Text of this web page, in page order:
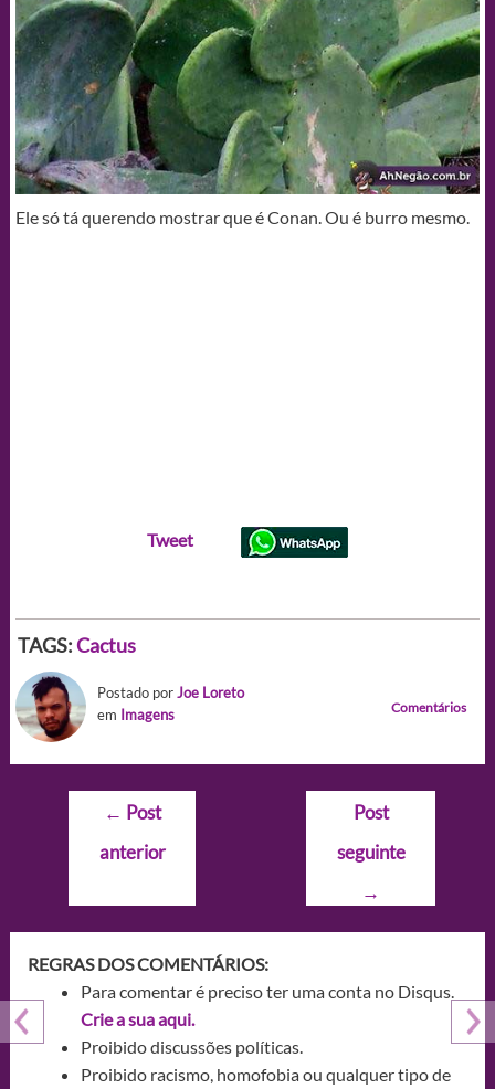
Ele só tá querendo mostrar que é Conan. Ou é burro mesmo.
Tweet
TAGS:Cactus
Postado porJoe Loreto
em Imagens Comentários
Navegação
Post
← Post
anterior
Post
seguinte
→
REGRAS DOS COMENTÁRIOS:
Para comentar é preciso ter uma conta no Disqus.
Crie a sua aqui.
Proibido discussões políticas.
Proibido racismo, homofobia ou qualquer tipo de